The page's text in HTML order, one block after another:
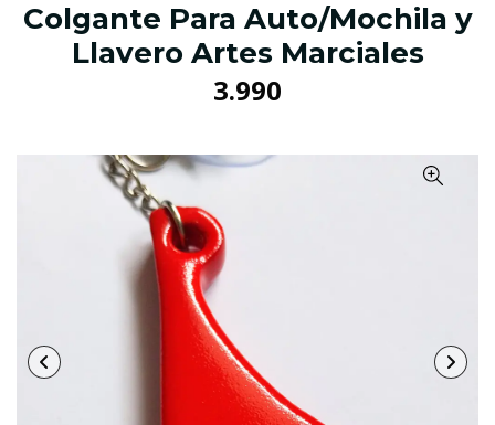
Colgante Para Auto/Mochila y
Llavero Artes Marciales
3.990